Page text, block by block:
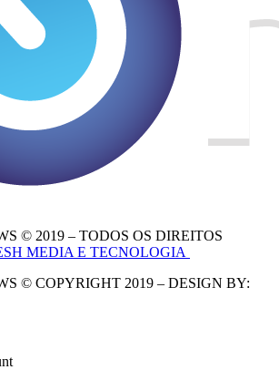
© 2019 – TODOS OS DIREITOS
MEDIA E TECNOLOGIA
© COPYRIGHT 2019 – DESIGN BY: